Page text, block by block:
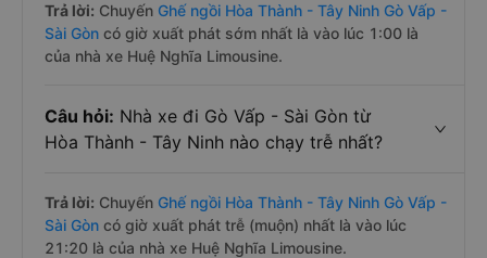
Trả lời: Chuyến Ghế ngồi Hòa Thành - Tây Ninh Gò Vấp -
Sài Gòn có giờ xuất phát sớm nhất là vào lúc 1:00 là
của nhà xe Huệ Nghĩa Limousine.
Câu hỏi: Nhà xe đi Gò Vấp - Sài Gòn từ
Hòa Thành - Tây Ninh nào chạy trễ nhất?
Trả lời: Chuyến Ghế ngồi Hòa Thành - Tây Ninh Gò Vấp -
Sài Gòn có giờ xuất phát trễ (muộn) nhất là vào lúc
21:20 là của nhà xe Huệ Nghĩa Limousine.